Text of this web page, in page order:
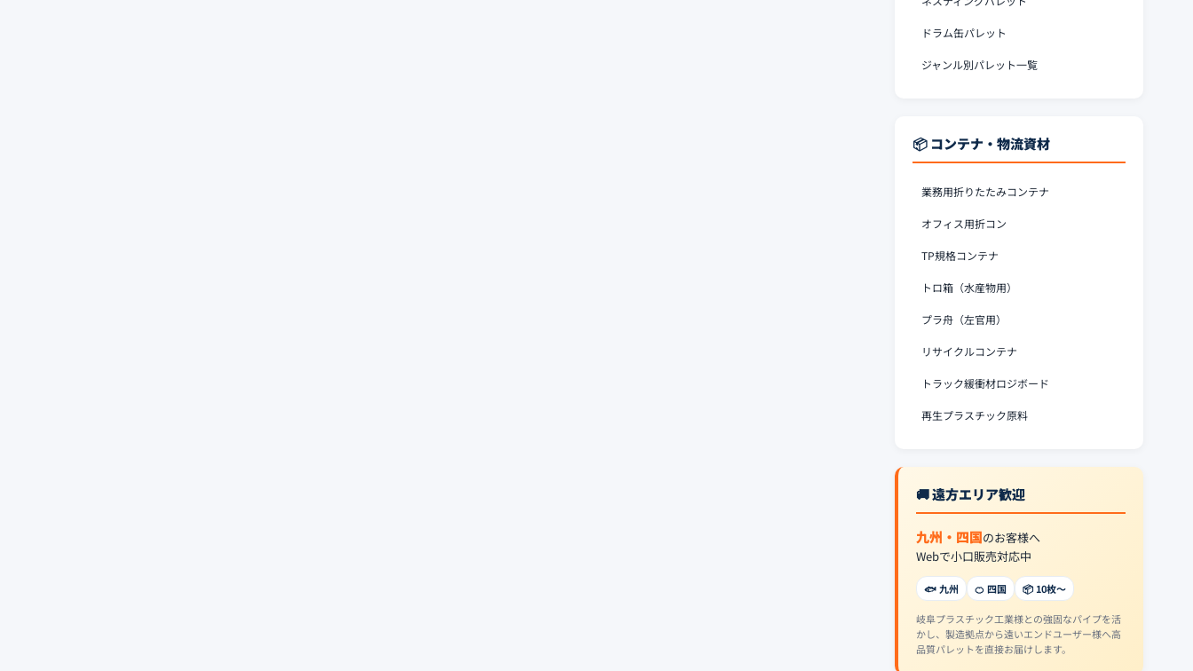
ドラム缶パレット
ジャンル別パレット一覧
📦 コンテナ・物流資材
業務用折りたたみコンテナ
オフィス用折コン
TP規格コンテナ
トロ箱（水産物用）
プラ舟（左官用）
リサイクルコンテナ
トラック緩衝材ロジボード
再生プラスチック原料
🚚 遠方エリア歓迎
九州・四国のお客様へ
Webで小口販売対応中
🐟 九州 🍊 四国 📦 10枚〜
岐阜プラスチック工業様との強固なパイプを活
かし、製造拠点から遠いエンドユーザー様へ高
品質パレットを直接お届けします。